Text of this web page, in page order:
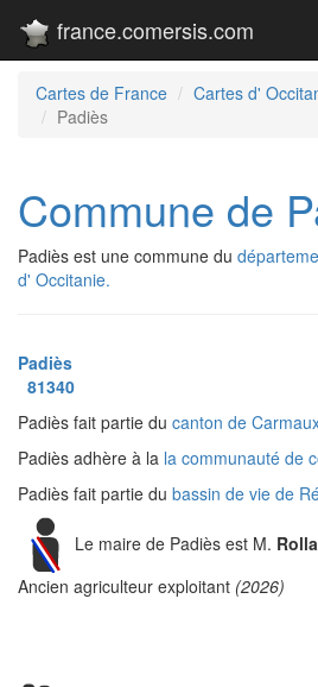
france.comersis.com
Cartes de France Cartes d'
Padiès
Commune de
Padiès est une commune du
d' Occitanie.
Padiès
81340
Padiès fait partie du canton de
Padiès adhère à la la communauté de
Padiès fait partie du bassin de vie de
Le maire de Padiès est M.
Ancien agriculteur exploitant (2026)